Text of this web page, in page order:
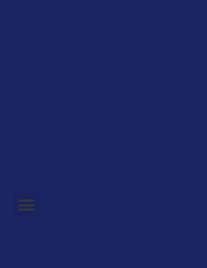
Menu